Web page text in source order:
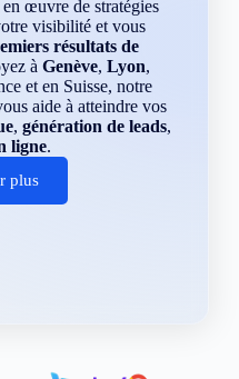
œuvre de stratégies
visibilité et vous
résultats de
à Genève, Lyon,
et en Suisse, notre
aide à atteindre vos
,génération de leads,
ligne.
plus